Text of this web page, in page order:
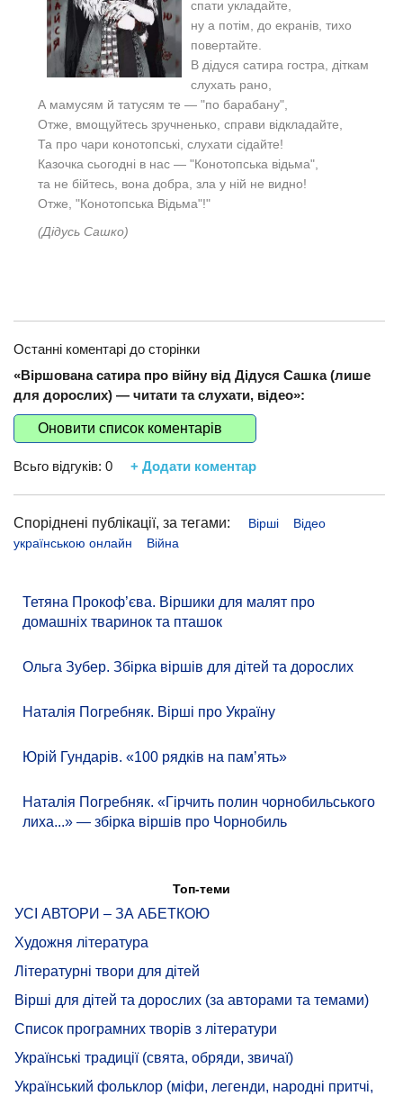
спати укладайте,
ну а потім, до екранів, тихо
повертайте.
В дідуся сатира гостра, діткам
слухать рано,
А мамусям й татусям те — "по барабану",
Отже, вмощуйтесь зручненько, справи відкладайте,
Та про чари конотопські, слухати сідайте!
Казочка сьогодні в нас — "Конотопська відьма",
та не бійтесь, вона добра, зла у ній не видно!
Отже, "Конотопська Відьма"!"
(Дідусь Сашко)
Останні коментарі до сторінки
«Віршована сатира про війну від Дідуся Сашка (лише
для дорослих) — читати та слухати, відео»:
Оновити список коментарів
Всьго відгуків: 0 + Додати коментар
Споріднені публікації, за тегами: Вірші
Відео
українською онлайн
Війна
Тетяна Прокоф’єва. Віршики для малят про
домашніх тваринок та пташок
Ольга Зубер. Збірка віршів для дітей та дорослих
Наталія Погребняк. Вірші про Україну
Юрій Гундарів. «100 рядків на памʼять»
Наталія Погребняк. «Гірчить полин чорнобильського
лиха...» — збірка віршів про Чорнобиль
Топ-теми
УСІ АВТОРИ – ЗА АБЕТКОЮ
Художня література
Літературні твори для дітей
Вірші для дітей та дорослих (за авторами та темами)
Список програмних творів з літератури
Українські традиції (свята, обряди, звичаї)
Український фольклор (міфи, легенди, народні притчі,